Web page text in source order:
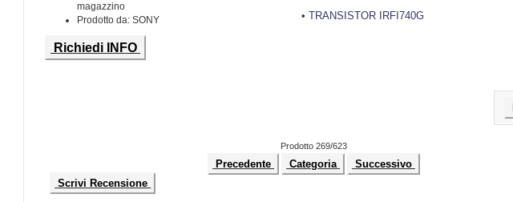
magazzino
Prodotto da: SONY
Richiedi INFO
• TRANSISTOR IRFI740G
Prodotto 269/623
Precedente Categoria
Successivo
Scrivi Recensione